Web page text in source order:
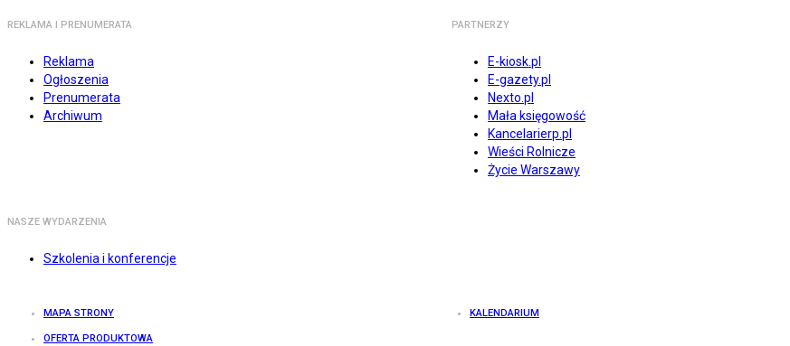
REKLAMA I PRENUMERATA
Reklama
Ogłoszenia
Prenumerata
Archiwum
PARTNERZY
E-kiosk.pl
E-gazety.pl
Nexto.pl
Mała księgowość
Kancelarierp.pl
Wieści Rolnicze
Życie Warszawy
NASZE WYDARZENIA
Szkolenia i konferencje
MAPA STRONY KALENDARIUM
OFERTA PRODUKTOWA